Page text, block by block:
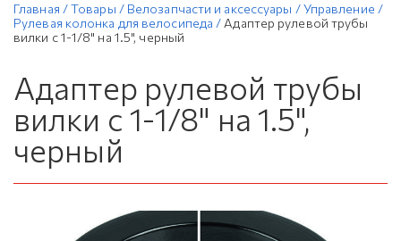
Главная /Товары / Велозапчасти и аксессуары /Управление /
Рулевая колонка для велосипеда / Адаптер рулевой трубы
вилки с 1-1/8" на 1.5", черный
Адаптер рулевой трубы
вилки с 1-1/8" на 1.5",
черный